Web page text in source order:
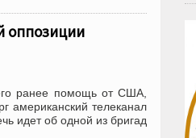
оппозиции
ранее помощь от США,
американский телеканал
идет об одной из бригад